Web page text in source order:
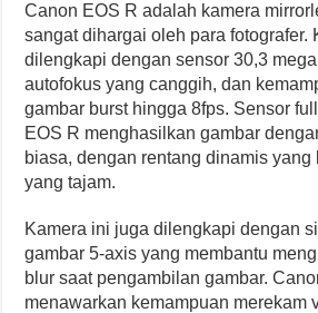
Canon EOS R adalah kamera
sangat dihargai oleh para fotografer.
dilengkapi dengan sensor 30,3
autofokus yang canggih, dan
gambar burst hingga 8fps. Sensor
EOS R menghasilkan gambar
biasa, dengan rentang dinamis yang
yang tajam.
Kamera ini juga dilengkapi dengan
gambar 5-axis yang membantu
blur saat pengambilan gambar.
menawarkan kemampuan merekam